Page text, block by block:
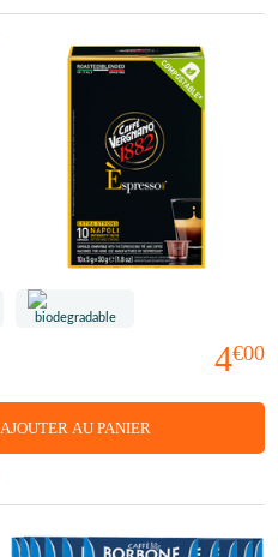
4€00
AJOUTER AU PANIER